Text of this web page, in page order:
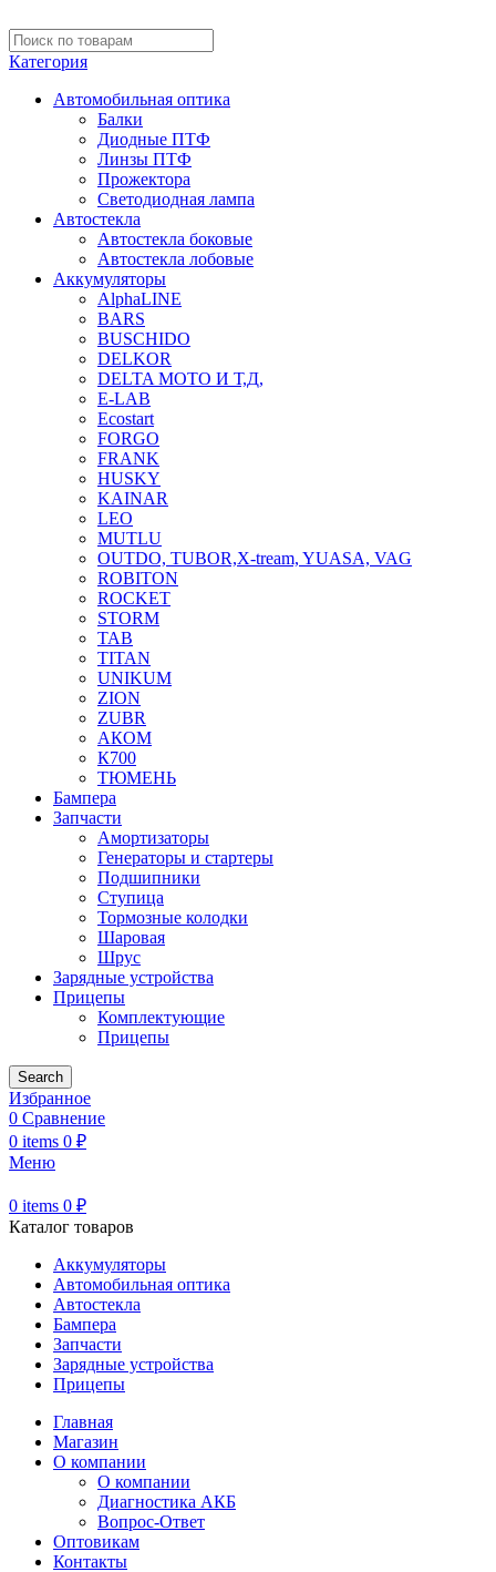
Категория
Автомобильная оптика
Балки
Диодные ПТФ
Линзы ПТФ
Прожектора
Светодиодная лампа
Автостекла
Автостекла боковые
Автостекла лобовые
Аккумуляторы
AlphaLINE
BARS
BUSCHIDO
DELKOR
DELTA МОТО И Т,Д,
E-LAB
Ecostart
FORGO
FRANK
HUSKY
KAINAR
LEO
MUTLU
OUTDO, TUBOR,X-tream, YUASA, VAG
ROBITON
ROCKET
STORM
TAB
TITAN
UNIKUM
ZION
ZUBR
АКОМ
К700
ТЮМЕНЬ
Бампера
Запчасти
Амортизаторы
Генераторы и стартеры
Подшипники
Ступица
Тормозные колодки
Шаровая
Шрус
Зарядные устройства
Прицепы
Комплектующие
Прицепы
Search
Избранное
0 Сравнение
0 items 0 ₽
Меню
0 items 0 ₽
Каталог товаров
Аккумуляторы
Автомобильная оптика
Автостекла
Бампера
Запчасти
Зарядные устройства
Прицепы
Главная
Магазин
О компании
О компании
Диагностика АКБ
Вопрос-Ответ
Оптовикам
Контакты